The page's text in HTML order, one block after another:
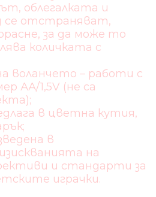
облегалката и
се отстраняват,
за да може то
количката с
воланчето – работи с
АА/1,5V (не са
в цветна кутия,
в
на
и стандарти за
играчки.